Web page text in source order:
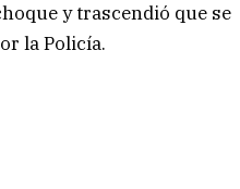
y trascendió que se
la Policía.